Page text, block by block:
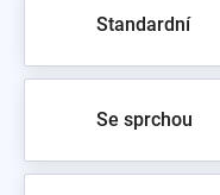
1107-70 —
ramínkem
Vysoké ramínko zvedá
ni vejde hrnec i váza.
vevodovodních
Standardní
Se sprchou